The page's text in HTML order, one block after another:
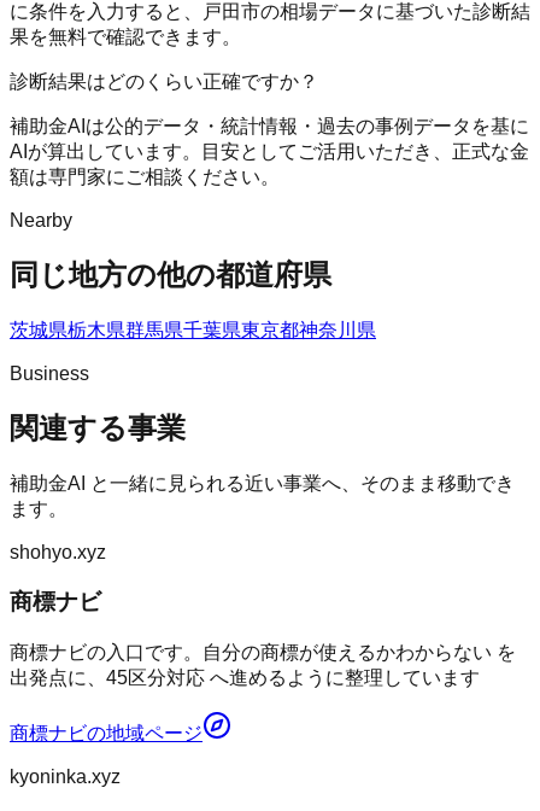
に条件を入力すると、戸田市の相場データに基づいた診断結
果を無料で確認できます。
診断結果はどのくらい正確ですか？
補助金AIは公的データ・統計情報・過去の事例データを基に
AIが算出しています。目安としてご活用いただき、正式な金
額は専門家にご相談ください。
Nearby
同じ地方の他の都道府県
茨城県栃木県群馬県千葉県東京都神奈川県
Business
関連する事業
補助金AI
と一緒に見られる近い事業へ、そのまま移動でき
ます。
shohyo.xyz
商標ナビ
商標ナビの入口です。自分の商標が使えるかわからない を
出発点に、45区分対応 へ進めるように整理しています
商標ナビの地域ページ
kyoninka.xyz